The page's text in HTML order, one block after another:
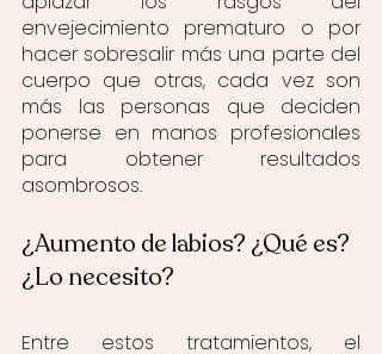
envejecimiento prematuro o por
hacer sobresalir más una parte del
cuerpo que otras, cada vez son
más las personas que deciden
ponerse en manos profesionales
para obtener resultados
asombrosos.
¿Aumento de labios? ¿Qué es?
¿Lo necesito?